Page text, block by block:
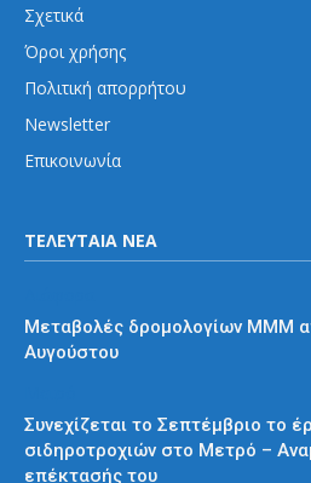
Σχετικά
Όροι χρήσης
Πολιτική απορρήτου
Newsletter
Επικοινωνία
ΤΕΛΕΥΤΑΙΑ ΝΕΑ
Μεταβολές δρομολογίων ΜΜΜ
Αυγούστου
Συνεχίζεται το Σεπτέμβριο το
σιδηροτροχιών στο Μετρό –
επέκτασής του